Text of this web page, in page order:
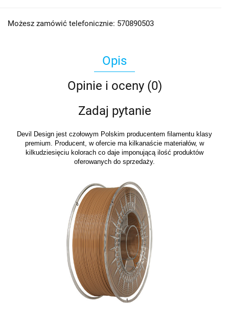
Możesz zamówić telefonicznie: 570890503
Opis
Opinie i oceny (0)
Zadaj pytanie
Devil Design jest czołowym Polskim producentem filamentu klasy
premium. Producent, w ofercie ma kilkanaście materiałów, w
kilkudziesięciu kolorach co daje imponującą ilość produktów
oferowanych do sprzedaży.